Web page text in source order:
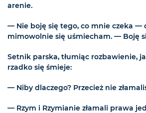
arenie.
— Nie boję się tego, co mnie czeka —
mimowolnie się uśmiecham. — Boję
Setnik parska, tłumiąc rozbawienie,
rzadko się śmieje:
— Niby dlaczego? Przecież nie
— Rzym i Rzymianie złamali prawa